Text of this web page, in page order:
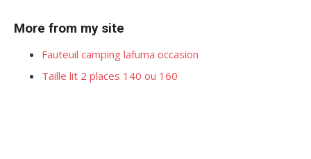
More from my site
Fauteuil camping lafuma occasion
Taille lit 2 places 140 ou 160